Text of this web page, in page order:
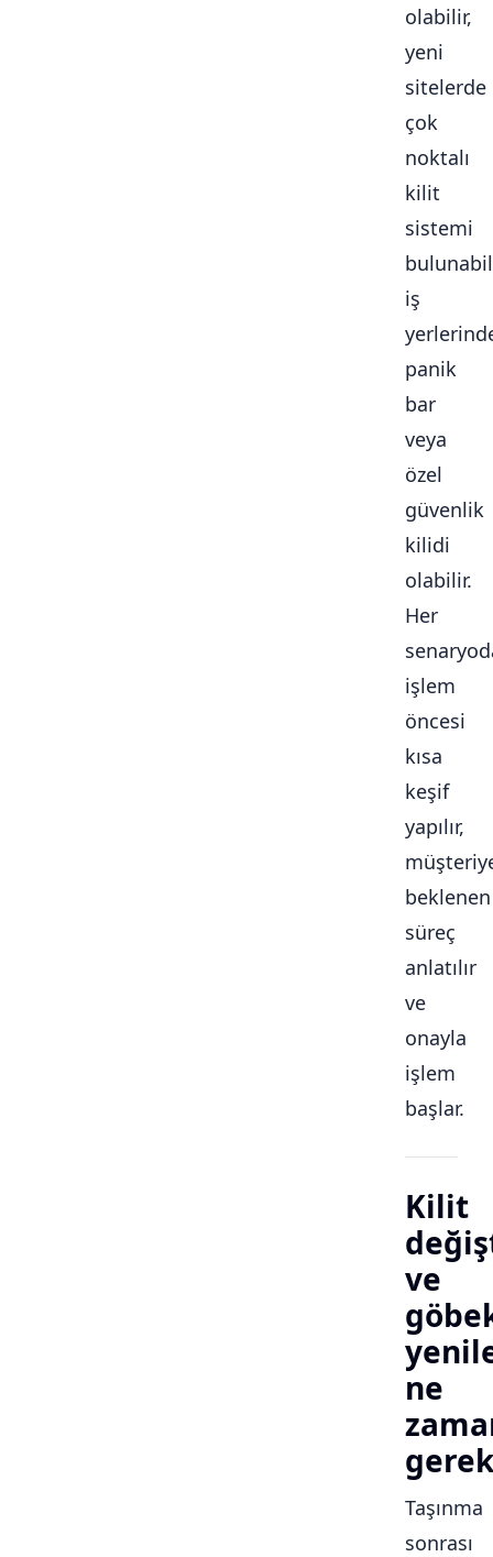
olabilir,
yeni
sitelerde
çok
noktalı
kilit
sistemi
iş
panik
bar
veya
özel
güvenlik
kilidi
olabilir.
Her
işlem
öncesi
kısa
keşif
yapılır,
beklenen
süreç
anlatılır
ve
onayla
işlem
başlar.
Kilit
ve
ne
Taşınma
sonrası